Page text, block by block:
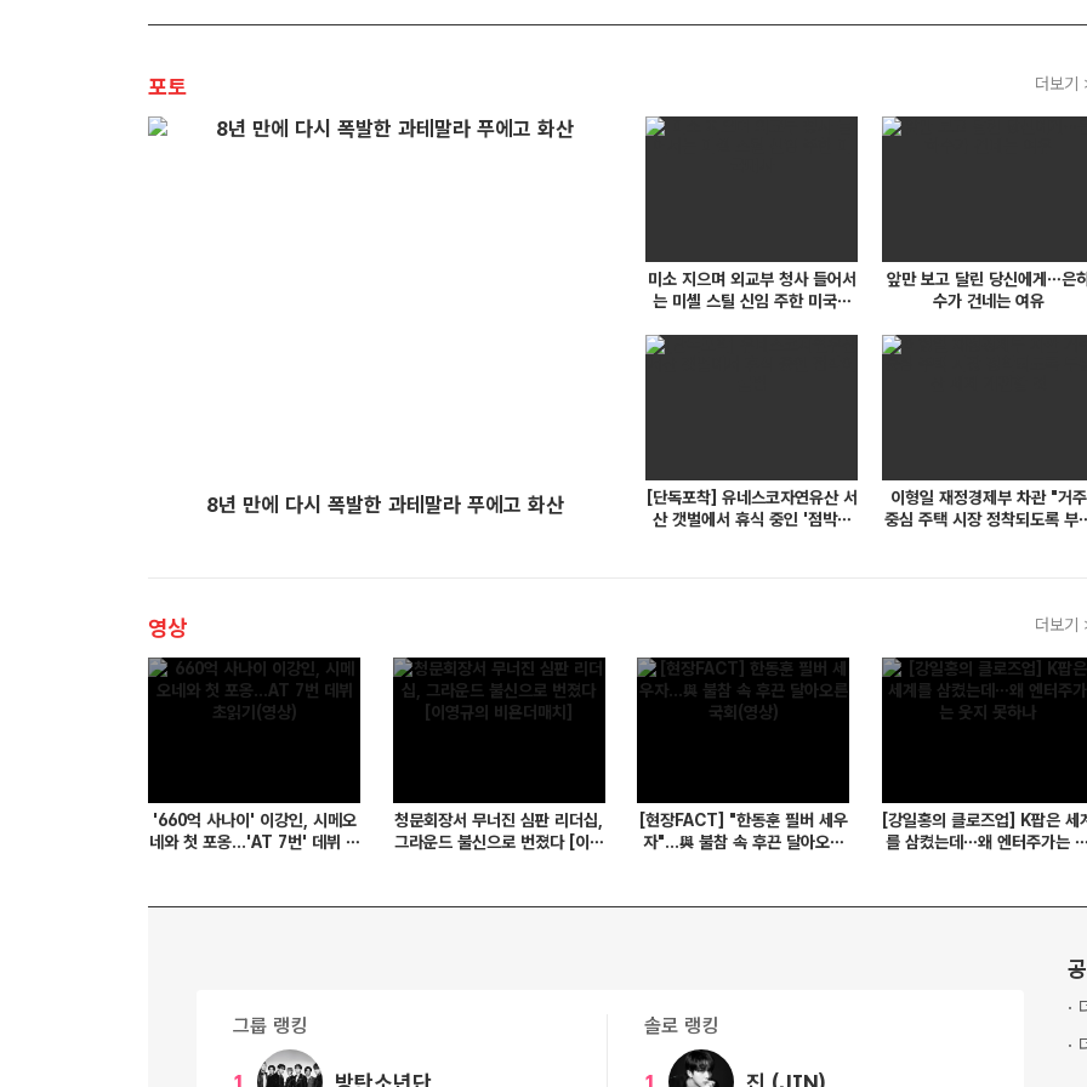
포토 더보기
8년 만에 다시 폭발한 과테말라 푸에고 화산
미소 지으며 외교부 청사 들어서
는 미셸 스틸 신임 주한 미국대
앞만 보고 달린 당신에게…은
수가 건네는 여유
[단독포착] 유네스코자연유산 서
산 갯벌에서 휴식 중인 '점박이
이형일 재정경제부 차관 "거주
중심 주택 시장 정착되도록 부
영상 더보기
'660억 사나이' 이강인, 시메오
네와 첫 포옹...'AT 7번' 데뷔 초
청문회장서 무너진 심판 리더십,
그라운드 불신으로 번졌다 [이영
[현장FACT] "한동훈 필버 세우
자"...與 불참 속 후끈 달아오른
[강일홍의 클로즈업] K팝은 세계
를 삼켰는데…왜 엔터주가는 웃
그룹 랭킹 솔로 랭킹
·
·